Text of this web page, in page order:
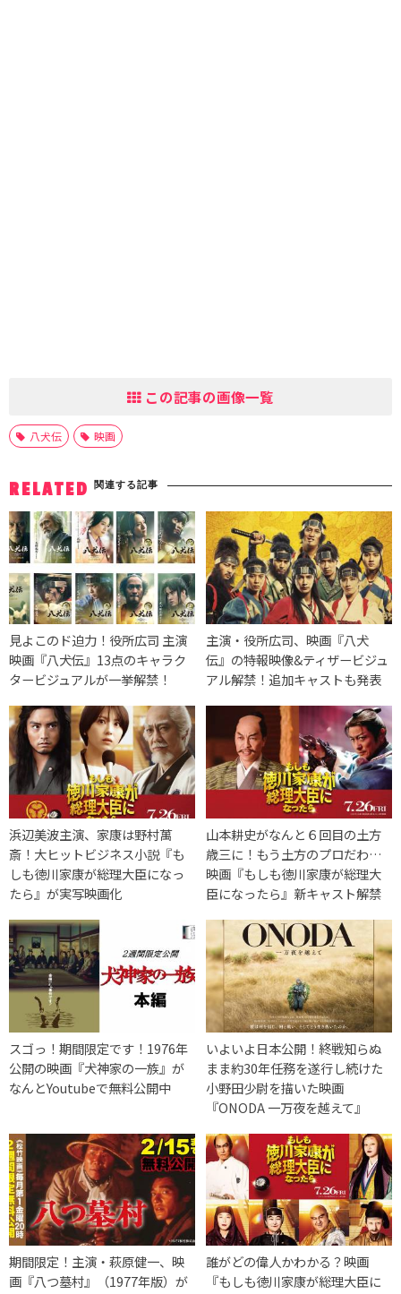
この記事の画像一覧
八犬伝 映画
RELATED 関連する記事
見よこのド迫力！役所広司 主演
映画『八犬伝』13点のキャラク
タービジュアルが一挙解禁！
主演・役所広司、映画『八犬
伝』の特報映像&ティザービジュ
アル解禁！追加キャストも発表
浜辺美波主演、家康は野村萬
斎！大ヒットビジネス小説『も
しも徳川家康が総理大臣になっ
たら』が実写映画化
山本耕史がなんと６回目の土方
歳三に！もう土方のプロだわ…
映画『もしも徳川家康が総理大
臣になったら』新キャスト解禁
スゴっ！期間限定です！1976年
公開の映画『犬神家の一族』が
なんとYoutubeで無料公開中
いよいよ日本公開！終戦知らぬ
まま約30年任務を遂行し続けた
小野田少尉を描いた映画
『ONODA 一万夜を越えて』
期間限定！主演・萩原健一、映
画『八つ墓村』（1977年版）が
誰がどの偉人かわかる？映画
『もしも徳川家康が総理大臣に